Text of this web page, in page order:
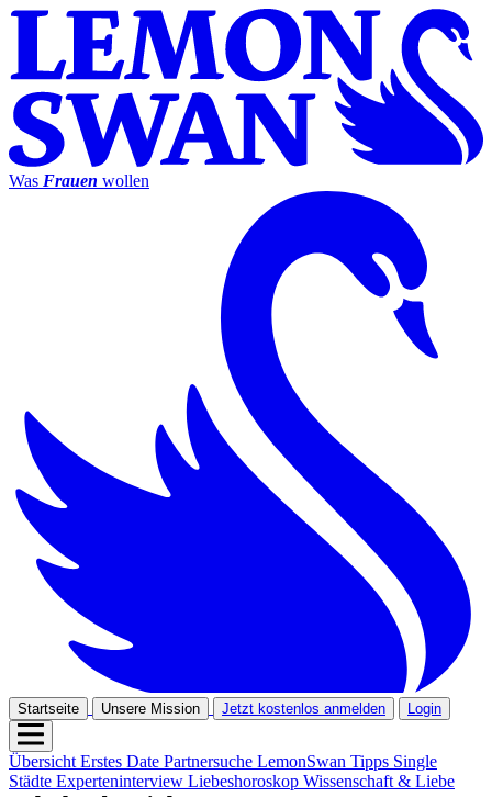
Was Frauen wollen
Startseite Unsere Mission Jetzt kostenlos anmelden Login
ÜbersichtErstes Date Partnersuche LemonSwan Tipps Single
Städte Experteninterview Liebeshoroskop Wissenschaft & Liebe